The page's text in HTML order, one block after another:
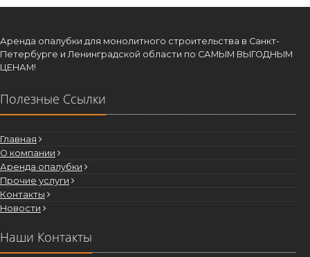
Аренда опалубки для монолитного строительства в Санкт-
Петербурге и Ленинградской области по САМЫМ ВЫГОДНЫМ
ЦЕНАМ!
Полезные Ссылки
Главная
О компании
Аренда опалубки
Прочие услуги
Контакты
Новости
Наши Контакты